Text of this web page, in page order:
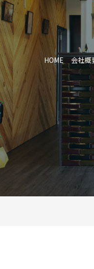
HOME 会社概